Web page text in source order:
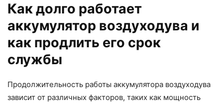
Как долго работает
аккумулятор воздуходува и
как продлить его срок
службы
Продолжительность работы аккумулятора воздуходува
зависит от различных факторов, таких как мощность